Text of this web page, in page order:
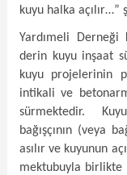
kuyu halka açılır…”
Yardımeli
derin kuyu inşaat
kuyu projelerinin
intikali ve
sürmektedir.
bağışçının (veya
asılır ve kuyunun
mektubuyla birlikte